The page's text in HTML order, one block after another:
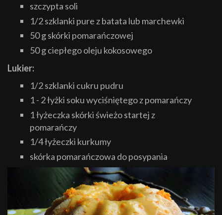
szczypta soli
1/2 szklanki pure z batata lub marchewki
50 g skórki pomarańczowej
50 g ciepłego oleju kokosowego
Lukier:
1/2 szklanki cukru pudru
1 - 2 łyżki soku wyciśniętego z pomarańczy
1 łyżeczka skórki świeżo startej z
pomarańczy
1/4 łyżeczki kurkumy
skórka pomarańczowa do posypania